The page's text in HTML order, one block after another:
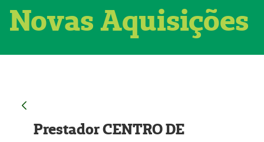
Novas Aquisições
Prestador CENTRO DE